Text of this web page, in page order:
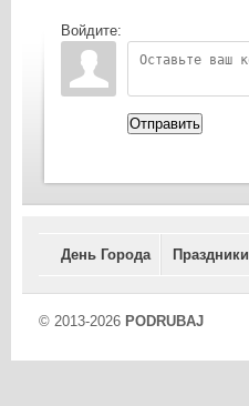
Войдите:
Отправить
День Города Праздники
© 2013-2026 PODRUBAJ